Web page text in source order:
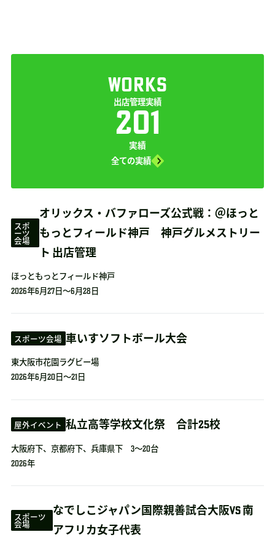
WORKS
出店管理実績
201
実績
全ての実績
スポ
ーツ
会場
オリックス・バファローズ公式戦：＠ほっと
もっとフィールド神戸 神戸グルメストリー
ト 出店管理
ほっともっとフィールド神戸
2026年6月27日～6月28日
スポーツ会場 車いすソフトボール大会
東大阪市花園ラグビー場
2026年6月20日～21日
屋外イベント 私立高等学校文化祭 合計25校
大阪府下、京都府下、兵庫県下 3～20台
2026年
スポーツ
会場
なでしこジャパン国際親善試合大阪VS 南
アフリカ女子代表